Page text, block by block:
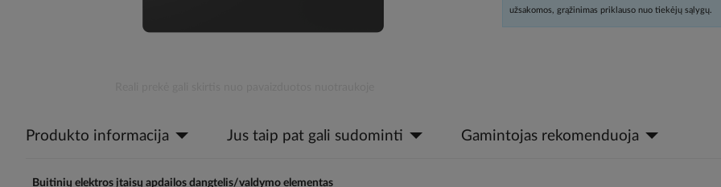
beginning
images
užsakomos, grąžinimas priklauso nuo tiekėjų sąlygų.
Produkto informacija Jus taip pat gali sudominti Gamintojas rekomenduoja
Buitinių elektros įtaisų apdailos dangtelis/valdymo elementas